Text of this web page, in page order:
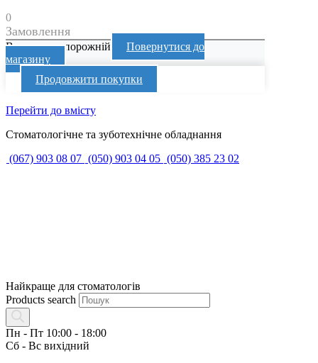
0
Замовлення
Ваш кошик порожній
Повернутися до
магазину
Продовжити покупки
Перейти до вмісту
Стоматологічне та зуботехнічне обладнання
(067) 903 08 07 (050) 903 04 05 (050) 385 23 02
Найкраще для стоматологів
Products search
Пн - Пт 10:00 - 18:00
Сб - Вс вихідний